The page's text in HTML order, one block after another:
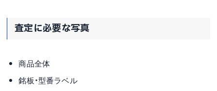
査定に必要な写真
商品全体
銘板・型番ラベル